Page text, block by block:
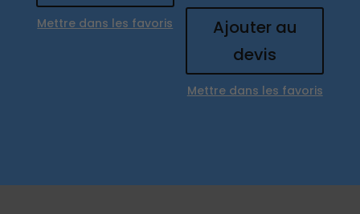
Mettre dans les favoris
Ajouter au
devis
Mettre dans les favoris